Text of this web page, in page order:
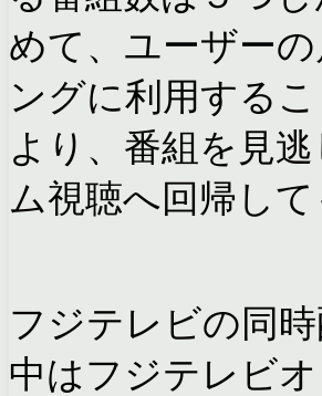
めて、ユーザー
ングに利用する
より、番組を見
ム視聴へ回帰し
フジテレビの同
中はフジテレビ